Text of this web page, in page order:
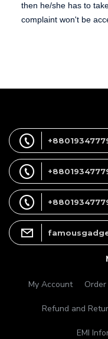
then he/she has to
complaint won't be
My Account
Refund and
EMI